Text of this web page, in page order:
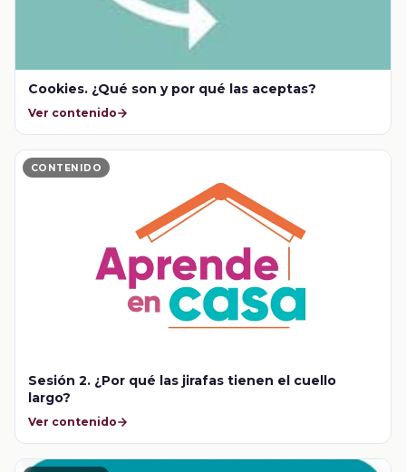
Cookies. ¿Qué son y por qué las aceptas?
Ver contenido
CONTENIDO
Sesión 2. ¿Por qué las jirafas tienen el cuello
largo?
Ver contenido